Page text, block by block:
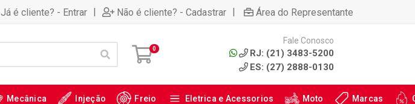
Já é cliente? - Entrar | Não é cliente? - Cadastrar | Área do Representante
0
Fale Conosco
RJ: (21) 3483-5200
ES: (27) 2888-0130
Mecânica Injeção Freio Eletrica e Acessorios Moto Marcas